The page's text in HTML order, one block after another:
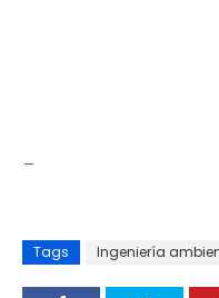
Tags Ingeniería